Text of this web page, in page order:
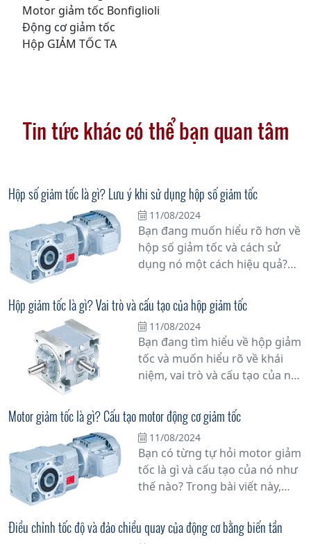
Motor giảm tốc Bonfiglioli
Động cơ giảm tốc
Hộp GIẢM TỐC TA
Tin tức khác có thể bạn quan tâm
Hộp số giảm tốc là gì? Lưu ý khi sử dụng hộp số giảm tốc
11/08/2024
Bạn đang muốn hiểu rõ hơn về
hộp số giảm tốc và cách sử
dụng nó một cách hiệu quả?
về vấn đề này.
Hộp giảm tốc là gì? Vai trò và cấu tạo của hộp giảm tốc
11/08/2024
Bạn đang tìm hiểu về hộp giảm
tốc và muốn hiểu rõ về khái
niệm, vai trò và cấu tạo của nó?
Trong bài viết này, chúng tôi sẽ
cung cấp thông tin đầy đủ và
chi tiết về hộp giảm tốc để giúp
bạn hiểu rõ hơn về nó.
Motor giảm tốc là gì? Cấu tạo motor động cơ giảm tốc
11/08/2024
Bạn có từng tự hỏi motor giảm
tốc là gì và cấu tạo của nó như
thế nào? Trong bài viết này,
mắc của bạn về motor giảm
tốc, một thiết bị quan trọng
Điều chỉnh tốc độ và đảo chiều quay của động cơ bằng biến tần